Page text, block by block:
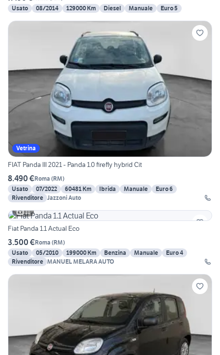
Usato
08/2014 129000 Km Diesel Manuale Euro 5
Vetrina
FIAT Panda III 2021 - Panda 1.0 firefly hybrid Cit
8.490 €Roma (RM)
Usato
07/2022 60481 Km Ibrida Manuale
Euro 6
Rivenditore Jazzoni Auto
11
Fiat Panda 1.1 Actual Eco
3.500 €Roma (RM)
Usato
05/2010 199000 Km Benzina Manuale
Euro 4
Rivenditore MANUEL MELARA AUTO